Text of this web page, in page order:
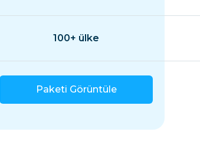
100+ ülke
Paketi Görüntüle